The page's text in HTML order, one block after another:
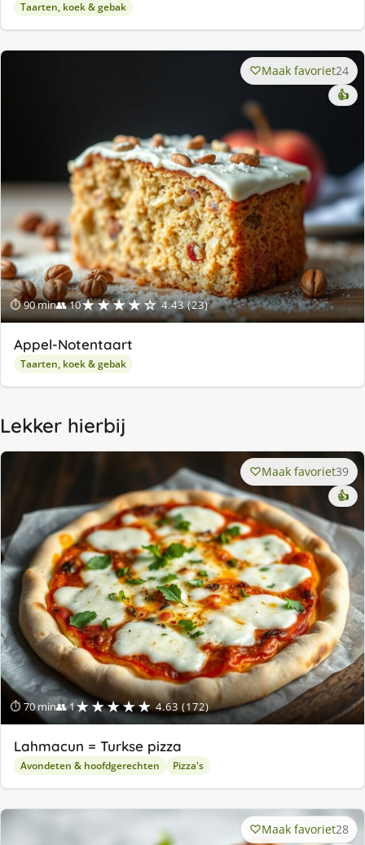
Taarten, koek & gebak
⏱ 90 min👥 10★★★★☆ 4.43 (23)
Maak favoriet24
👍
Appel-Notentaart
Taarten, koek & gebak
Lekker hierbij
⏱ 70 min👥 1★★★★★ 4.63 (172)
Maak favoriet39
👍
Lahmacun = Turkse pizza
Avondeten & hoofdgerechten Pizza's
Maak favoriet28